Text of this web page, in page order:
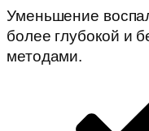
Уменьшение
более глубокой и
методами.